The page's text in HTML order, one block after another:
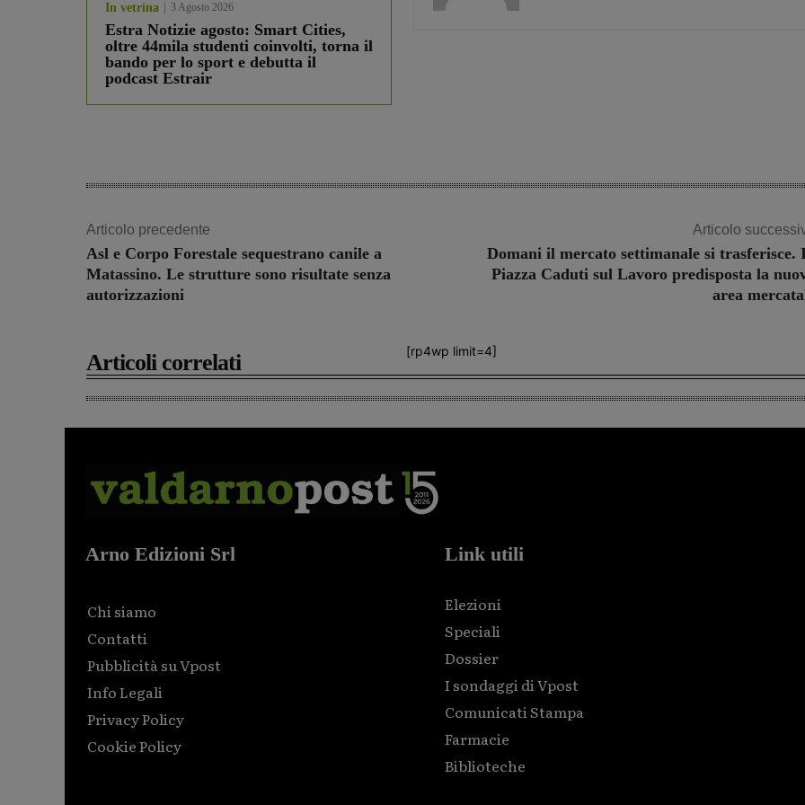
In vetrina 3 Agosto 2026
Estra Notizie agosto: Smart Cities,
oltre 44mila studenti coinvolti, torna il
bando per lo sport e debutta il
podcast Estrair
Articolo precedente
Asl e Corpo Forestale sequestrano canile a
Matassino. Le strutture sono risultate senza
autorizzazioni
Articolo
Domani il mercato settimanale si trasferisce.
Piazza Caduti sul Lavoro predisposta la
area
[rp4wp limit=4]
Articoli correlati
Arno Edizioni Srl
Chi siamo
Contatti
Pubblicità su Vpost
Info Legali
Privacy Policy
Cookie Policy
Link utili
Elezioni
Speciali
Dossier
I sondaggi di Vpost
Comunicati Stampa
Farmacie
Biblioteche